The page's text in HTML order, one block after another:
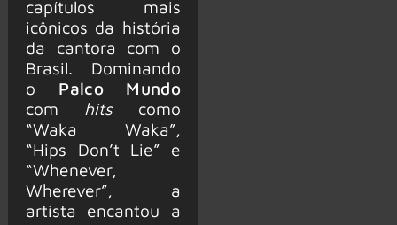
capítulos mais
icônicos da história
da cantora com o
Brasil. Dominando
o Palco Mundo
com hits como
“Waka Waka”,
“Hips Don’t Lie” e
“Whenever,
Wherever”, a
artista encantou a